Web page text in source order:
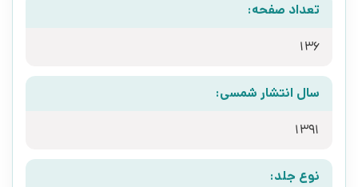
تعداد صفحه:
136
سال انتشار شمسی:
1391
نوع جلد: